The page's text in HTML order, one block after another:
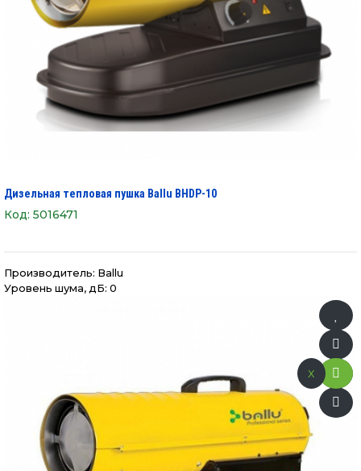
Дизельная тепловая пушка Ballu BHDP-10
Код: 5016471
Производитель: Ballu
Уровень шума, дБ: 0
x